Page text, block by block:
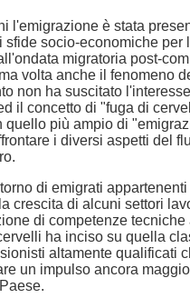
l'emigrazione è stata
sfide socio-economiche per
migratoria post-
volta anche il fenomeno
non ha suscitato
il concetto di "fuga di
quello più ampio di
i diversi aspetti del
di emigrati
crescita di alcuni settori
di competenze tecniche
ha inciso su quella
altamente qualificati
un impulso ancora